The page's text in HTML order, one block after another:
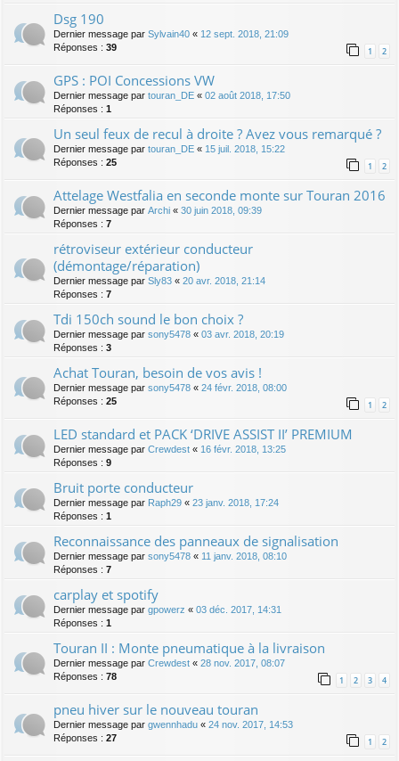
Dsg 190
Dernier message par Sylvain40 « 12 sept. 2018, 21:09
Réponses : 39 1 2
GPS : POI Concessions VW
Dernier message par touran_DE « 02 août 2018, 17:50
Réponses : 1
Un seul feux de recul à droite ? Avez vous remarqué ?
Dernier message par touran_DE « 15 juil. 2018, 15:22
Réponses : 25 1 2
Attelage Westfalia en seconde monte sur Touran 2016
Dernier message par Archi « 30 juin 2018, 09:39
Réponses : 7
rétroviseur extérieur conducteur
(démontage/réparation)
Dernier message par Sly83 « 20 avr. 2018, 21:14
Réponses : 7
Tdi 150ch sound le bon choix ?
Dernier message par sony5478 « 03 avr. 2018, 20:19
Réponses : 3
Achat Touran, besoin de vos avis !
Dernier message par sony5478 « 24 févr. 2018, 08:00
Réponses : 25 1 2
LED standard et PACK ‘DRIVE ASSIST II’ PREMIUM
Dernier message par Crewdest « 16 févr. 2018, 13:25
Réponses : 9
Bruit porte conducteur
Dernier message par Raph29 « 23 janv. 2018, 17:24
Réponses : 1
Reconnaissance des panneaux de signalisation
Dernier message par sony5478 « 11 janv. 2018, 08:10
Réponses : 7
carplay et spotify
Dernier message par gpowerz « 03 déc. 2017, 14:31
Réponses : 1
Touran II : Monte pneumatique à la livraison
Dernier message par Crewdest « 28 nov. 2017, 08:07
Réponses : 78 1 2 3 4
pneu hiver sur le nouveau touran
Dernier message par gwennhadu « 24 nov. 2017, 14:53
Réponses : 27 1 2